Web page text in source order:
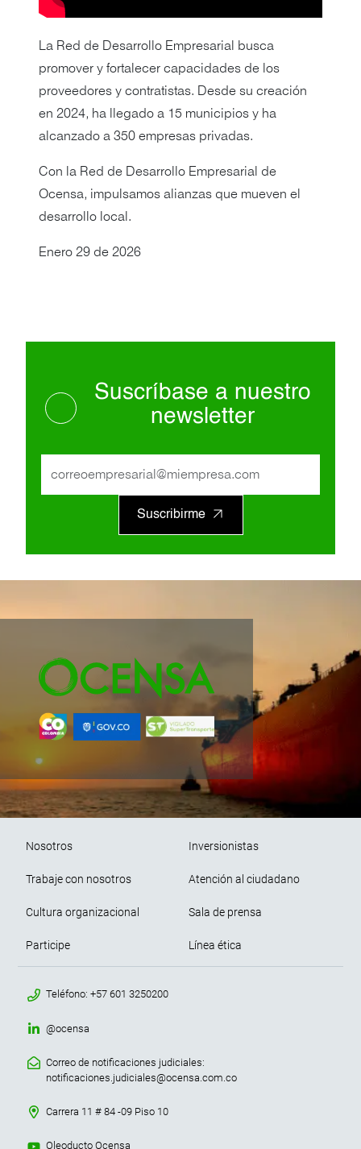
La Red de Desarrollo Empresarial busca
promover y fortalecer capacidades de los
proveedores y contratistas. Desde su creación
en 2024, ha llegado a 15 municipios y ha
alcanzado a 350 empresas privadas.
Con la Red de Desarrollo Empresarial de
Ocensa, impulsamos alianzas que mueven el
desarrollo local.
Enero 29 de 2026
Suscríbase a nuestro
newsletter
Suscribirme
Pie de página
Nosotros Inversionistas
Trabaje con nosotros Atención al ciudadano
Cultura organizacional Sala de prensa
Participe Línea ética
menu contacto footer
Teléfono: +57 601 3250200
@ocensa
Correo de notificaciones judiciales:
notificaciones.judiciales@ocensa.com.co
Carrera 11 # 84 -09 Piso 10
Oleoducto Ocensa